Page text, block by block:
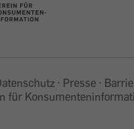
Presse
für